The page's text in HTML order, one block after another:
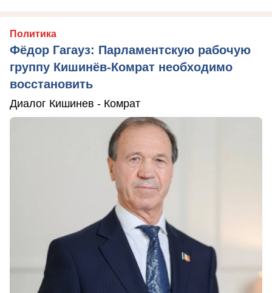
Политика
Фёдор Гагауз: Парламентскую рабочую
группу Кишинёв-Комрат необходимо
восстановить
Диалог Кишинев - Комрат